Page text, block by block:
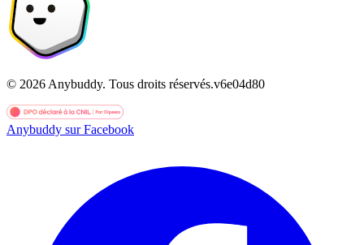
© 2026 Anybuddy. Tous droits réservés.v6e04d80
Anybuddy sur Facebook